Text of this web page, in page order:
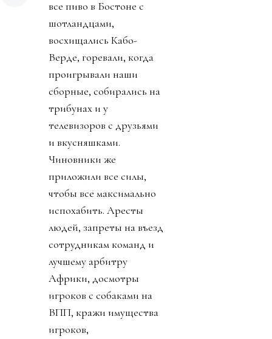
все пиво в Бостоне с
шотландцами,
восхищались Кабо-
Верде, горевали, когда
проигрывали наши
сборные, собирались на
трибунах и у
телевизоров с друзьями
и вкусняшками.
Чиновники же
приложили все силы,
чтобы все максимально
испохабить. Аресты
людей, запреты на въезд
сотрудникам команд и
лучшему арбитру
Африки, досмотры
игроков с собаками на
ВПП, кражи имущества
игроков,